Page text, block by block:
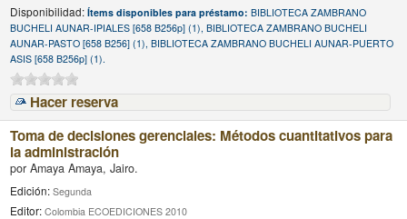
Disponibilidad:Ítems disponibles para préstamo:BIBLIOTECA ZAMBRANO
BUCHELI AUNAR-IPIALES [658 B256p] (1), BIBLIOTECA ZAMBRANO BUCHELI
AUNAR-PASTO [658 B256] (1), BIBLIOTECA ZAMBRANO BUCHELI AUNAR-PUERTO
ASIS [658 B256p] (1).
Hacer reserva
Toma de decisiones gerenciales: Métodos cuantitativos para
la administración
porAmaya Amaya, Jairo.
Edición:Segunda
Editor:Colombia ECOEDICIONES 2010